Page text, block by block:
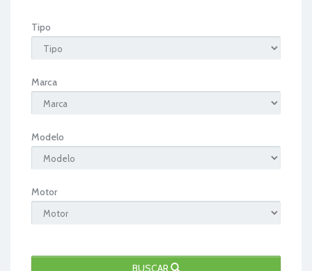
Tipo
Marca
Modelo
Motor
BUSCAR